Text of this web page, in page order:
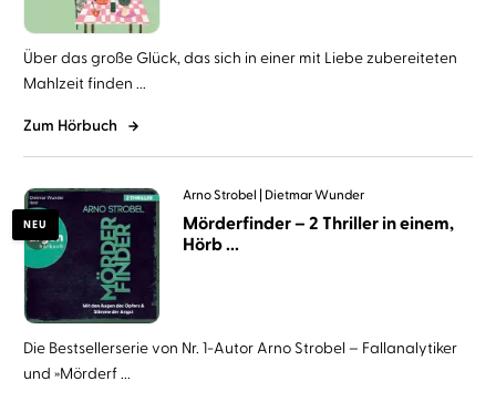
Über das große Glück, das sich in einer mit Liebe zubereiteten
Mahlzeit finden ...
Zum Hörbuch
NEU
Arno Strobel Dietmar Wunder
Mörderfinder – 2 Thriller in einem,
Hörb ...
Die Bestsellerserie von Nr. 1-Autor Arno Strobel – Fallanalytiker
und »Mörderf ...